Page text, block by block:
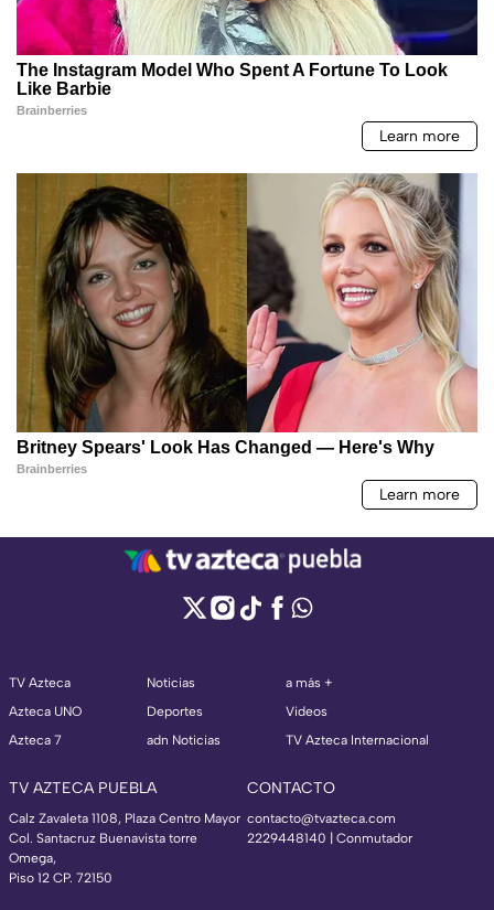
TV Azteca
Azteca UNO
Azteca 7
Noticias
Deportes
adn Noticias
a más +
Videos
TV Azteca Internacional
TV AZTECA PUEBLA
Calz Zavaleta 1108, Plaza Centro Mayor
Col. Santacruz Buenavista torre
Omega,
Piso 12 CP. 72150
CONTACTO
contacto@tvazteca.com
2229448140 | Conmutador